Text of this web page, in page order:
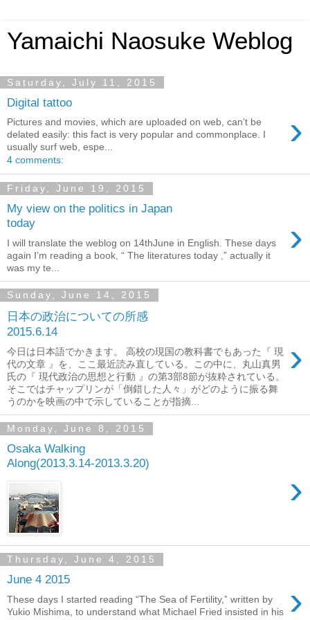
Yamaichi Naosuke Weblog
Saturday, July 11, 2015
Digital tattoo
›
Pictures and movies, which are uploaded on web, can’t be
delated easily: this fact is very popular and commonplace. I
usually surf web, espe...
4 comments:
Friday, June 19, 2015
My view on the politics in Japan
today
›
I will translate the weblog on 14thJune in English. These days
again I’m reading a book, “ The literatures today ,” actually it
was my te...
Sunday, June 14, 2015
日本の政治についての所感
2015.6.14
›
今日は日本語でかきます。 高校の現国の教科書でもあった『 現
代の文章 』を、ここ最近読み直している。この中に、丸山真男
氏の『 現代政治の思想と行動 』の第3部8節が抜粋されている。
そこではチャップリンが「倒錯した人々」がどのように振る舞
うのかを映画の中で示していることが指摘...
Monday, June 8, 2015
Osaka Walking
Along(2013.3.14-2013.3.20)
›
Thursday, June 4, 2015
June 4 2015 ›
These days I started reading “The Sea of Fertility,” written by
Yukio Mishima, to understand what Michael Fried insisted in his